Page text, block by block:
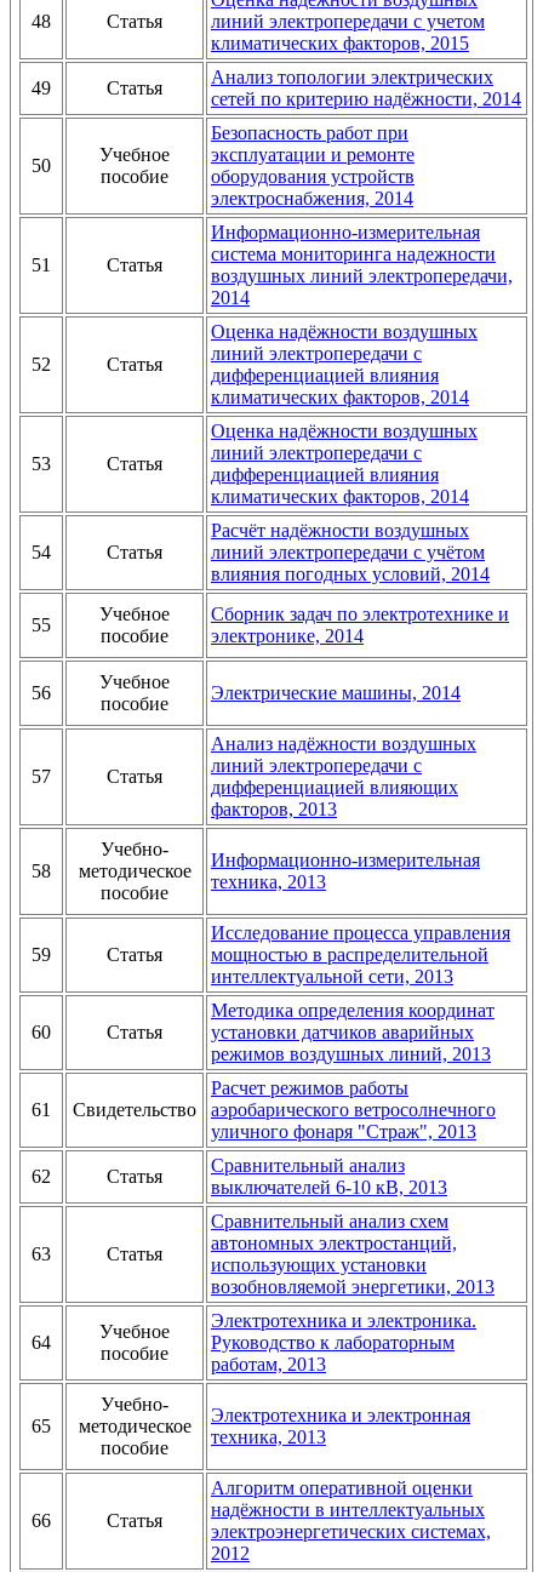
48 Статья
линий электропередачи с учетом
климатических факторов, 2015
49 Статья
Анализ топологии электрических
сетей по критерию надёжности, 2014
50
Учебное
пособие
Безопасность работ при
эксплуатации и ремонте
оборудования устройств
электроснабжения, 2014
51 Статья
Информационно-измерительная
система мониторинга надежности
воздушных линий электропередачи,
2014
52 Статья
Оценка надёжности воздушных
линий электропередачи с
дифференциацией влияния
климатических факторов, 2014
53 Статья
Оценка надёжности воздушных
линий электропередачи с
дифференциацией влияния
климатических факторов, 2014
54 Статья
Расчёт надёжности воздушных
линий электропередачи с учётом
влияния погодных условий, 2014
55
Учебное
пособие
Сборник задач по электротехнике и
электронике, 2014
56
Учебное
пособие
Электрические машины, 2014
57 Статья
Анализ надёжности воздушных
линий электропередачи с
дифференциацией влияющих
факторов, 2013
58
Учебно-
методическое
пособие
Информационно-измерительная
техника, 2013
59 Статья
Исследование процесса управления
мощностью в распределительной
интеллектуальной сети, 2013
60 Статья
Методика определения координат
установки датчиков аварийных
режимов воздушных линий, 2013
61 Свидетельство
Расчет режимов работы
аэробарического ветросолнечного
уличного фонаря "Страж", 2013
62 Статья
Сравнительный анализ
выключателей 6-10 кВ, 2013
63 Статья
Сравнительный анализ схем
автономных электростанций,
использующих установки
возобновляемой энергетики, 2013
64
Учебное
пособие
Электротехника и электроника.
Руководство к лабораторным
работам, 2013
65
Учебно-
методическое
пособие
Электротехника и электронная
техника, 2013
66 Статья
Алгоритм оперативной оценки
надёжности в интеллектуальных
электроэнергетических системах,
2012